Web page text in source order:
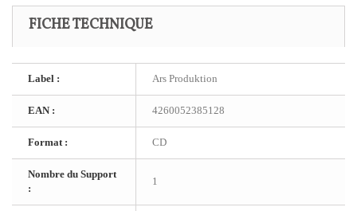
FICHE TECHNIQUE
Label : Ars Produktion
EAN : 4260052385128
Format : CD
Nombre du Support
:
1